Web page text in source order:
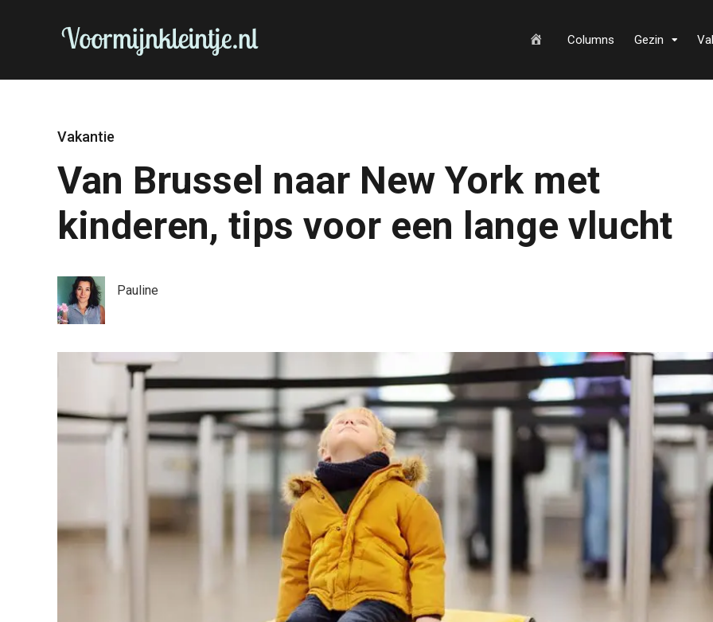
m
Columns Gezin
Vakantie
Van Brussel naar New York met
kinderen, tips voor een lange vlucht
Pauline